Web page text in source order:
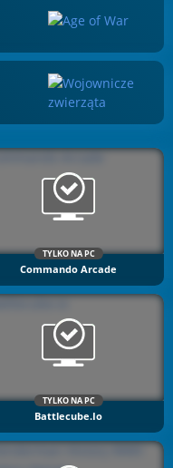
TYLKO NA PC
Commando Arcade
TYLKO NA PC
Battlecube.io